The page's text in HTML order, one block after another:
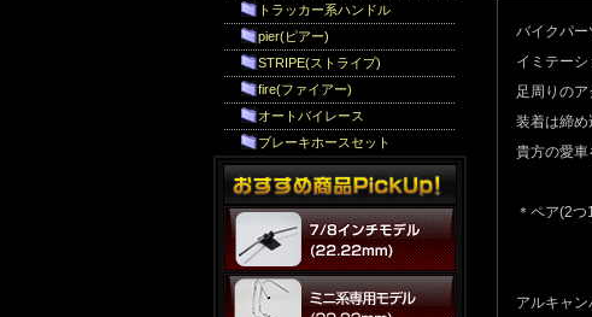
トラッカー系ハンドル
pier(ピアー)
STRIPE(ストライプ)
fire(ファイアー)
オートバイレース
ブレーキホースセット
バイクパ
イミテーシ
足周りのア
装着は締め
貴方の愛車
＊ペア(2
アルキャ